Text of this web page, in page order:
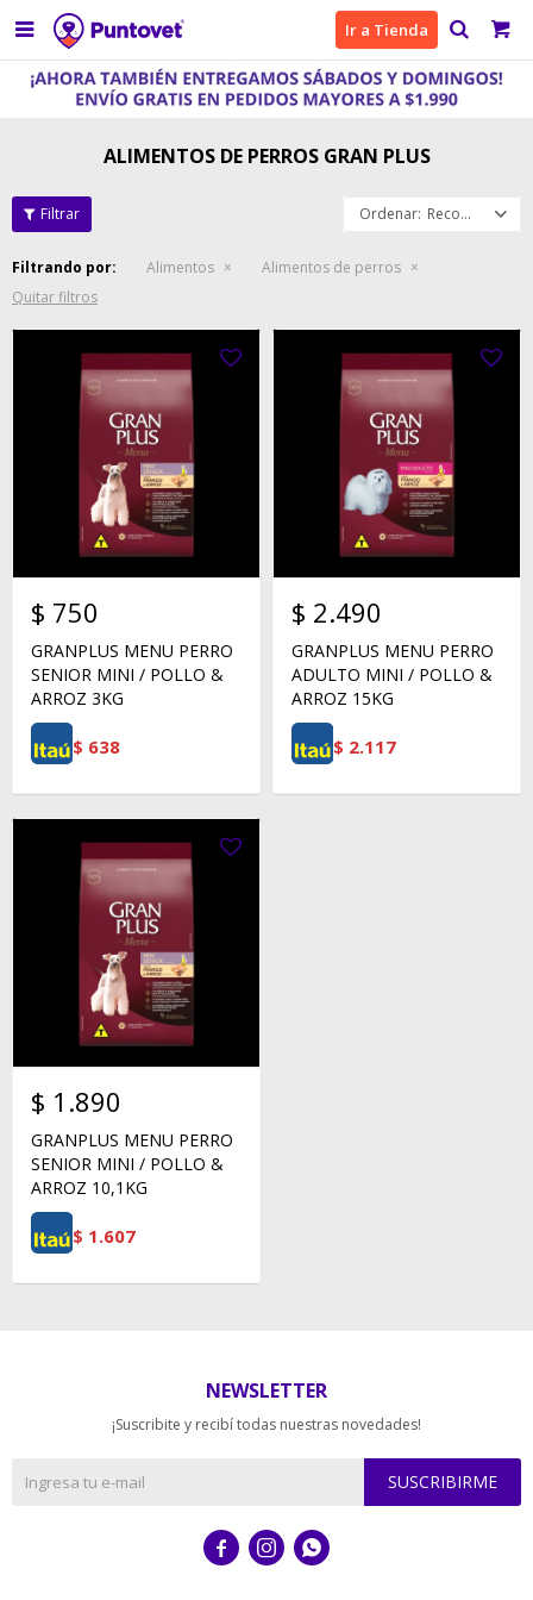
 Ir a Tienda
ALIMENTOS DE PERROS GRAN PLUS
Recomendados
Filtrando por: Alimentos
Alimentos de perros
Quitar filtros
$ 750
GRANPLUS MENU PERRO
SENIOR MINI / POLLO &
ARROZ 3KG
$ 638
$ 2.490
GRANPLUS MENU PERRO
ADULTO MINI / POLLO &
ARROZ 15KG
$ 2.117
$ 1.890
GRANPLUS MENU PERRO
SENIOR MINI / POLLO &
ARROZ 10,1KG
$ 1.607
NEWSLETTER
¡Suscribite y recibí todas nuestras novedades!
SUSCRIBIRME
  